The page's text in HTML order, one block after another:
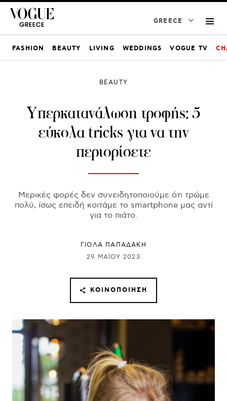
GREECE
FASHION BEAUTY LIVING WEDDINGS VOGUE TV
BEAUTY
Yπερκατανάλωση τροφής: 5
εύκολα tricks για να την
περιορίσετε
Μερικές φορές δεν συνειδητοποιούμε ότι τρώμε
πολύ, ίσως επειδή κοιτάμε το smartphone μας αντί
για το πιάτο.
ΓΙΌΛΑ ΠΑΠΑΔΆΚΗ
29 ΜΑΪ́ΟΥ 2023
ΚΟΙΝΟΠΟΊΗΣΗ